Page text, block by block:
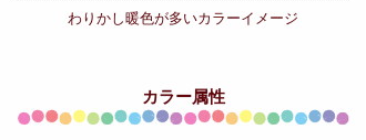
わりかし暖色が多いカラーイメージ
カラー属性